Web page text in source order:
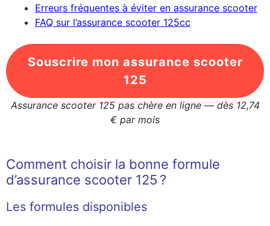
Erreurs fréquentes à éviter en assurance scooter
FAQ sur l’assurance scooter 125cc
Souscrire mon assurance scooter
125
Assurance scooter 125 pas chère en ligne — dès 12,74
€ par mois
Comment choisir la bonne formule
d’assurance scooter 125 ?
Les formules disponibles